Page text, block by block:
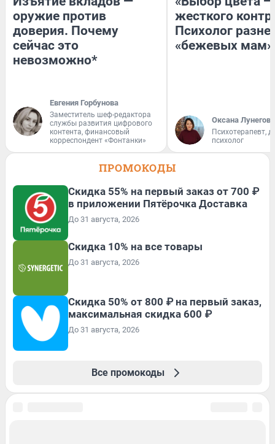
оружие против
доверия. Почему
сейчас это
невозможно*
Евгения Горбунова
Заместитель шеф-редактора
службы развития цифрового
контента, финансовый
корреспондент «Фонтанки»
жесткого
Психолог
«бежевых мам»
Оксана Лунегова
Психотерапевт,
психолог
ПРОМОКОДЫ
Скидка 55% на первый заказ от 700 ₽
в приложении Пятёрочка Доставка
До 31 августа, 2026
Скидка 10% на все товары
До 31 августа, 2026
Скидка 50% от 800 ₽ на первый заказ,
максимальная скидка 600 ₽
До 31 августа, 2026
Все промокоды